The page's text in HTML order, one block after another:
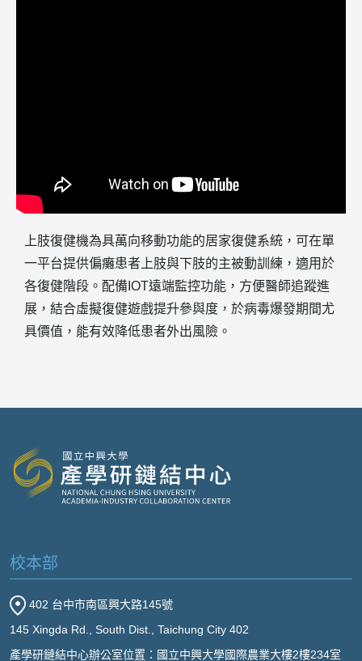
上肢復健機為具萬向移動功能的居家復健系統，可在單
一平台提供偏癱患者上肢與下肢的主被動訓練，適用於
各復健階段。配備IOT遠端監控功能，方便醫師追蹤進
展，結合虛擬復健遊戲提升參與度，於病毒爆發期間尤
具價值，能有效降低患者外出風險。
校本部
402 台中市南區興大路145號
145 Xingda Rd., South Dist., Taichung City 402
產學研鏈結中心辦公室位置：國立中興大學國際農業大樓2樓234室